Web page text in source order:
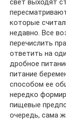
которые
недавно. Все
перечислить
ответить на
дробное
питание
способом ее
нередко
пищевые
очередь, сама